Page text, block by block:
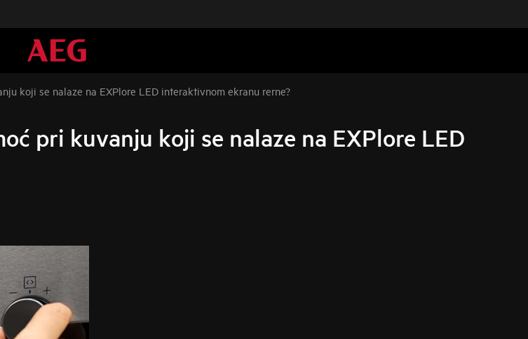
koji se nalaze na EXPlore LED interaktivnom ekranu rerne?
pri kuvanju koji se nalaze na EXPlore LED